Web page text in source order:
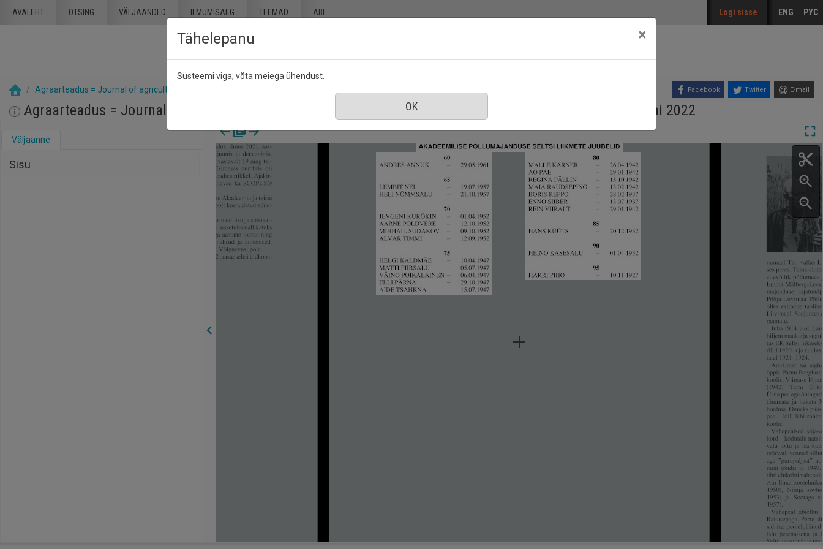
AVALEHT OTSING VÄLJAANDED ILMUMISAEG TEEMAD ABI Logi sisse ENG РУС
Agraarteadus = Journal of agricultural science : Akadeemilise Põllumajanduse Seltsi väljaanne Facebook Twitter E-mail
Agraarteadus = Journal of agricultural science : Akadeemilise Põllumajanduse Seltsi väljaanne, nr. 1, juuni 2022
Väljaanne
Sisu
Tähelepanu ×
Süsteemi viga; võta meiega ühendust.